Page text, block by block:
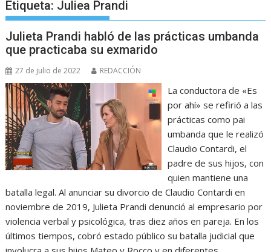
Etiqueta: Juliea Prandi
Julieta Prandi habló de las prácticas umbanda
que practicaba su exmarido
27 de julio de 2022 REDACCIÓN
La conductora de «Es
por ahí» se refirió a las
prácticas como pai
umbanda que le realizó
Claudio Contardi, el
padre de sus hijos, con
quien mantiene una
batalla legal. Al anunciar su divorcio de Claudio Contardi en
noviembre de 2019, Julieta Prandi denunció al empresario por
violencia verbal y psicológica, tras diez años en pareja. En los
últimos tiempos, cobró estado público su batalla judicial que